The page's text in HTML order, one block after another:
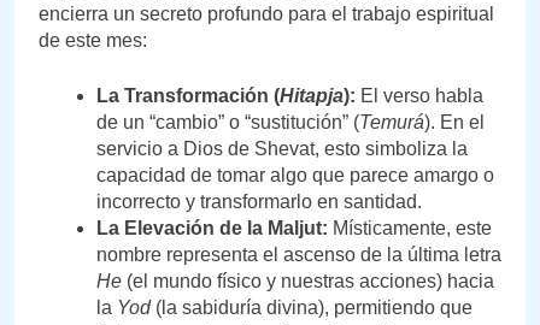
encierra un secreto profundo para el trabajo espiritual
de este mes:
La Transformación (Hitapja): El verso habla
de un “cambio” o “sustitución” (Temurá). En el
servicio a Dios de Shevat, esto simboliza la
capacidad de tomar algo que parece amargo o
incorrecto y transformarlo en santidad.
La Elevación de la Maljut: Místicamente, este
nombre representa el ascenso de la última letra
He (el mundo físico y nuestras acciones) hacia
la Yod(la sabiduría divina), permitiendo que